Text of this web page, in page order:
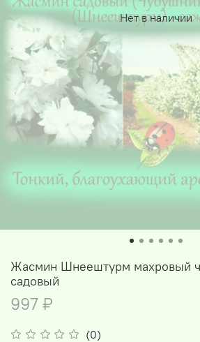
Нет в наличии
(0)
Жасмин Шнеештурм махровый
садовый
997 ₽